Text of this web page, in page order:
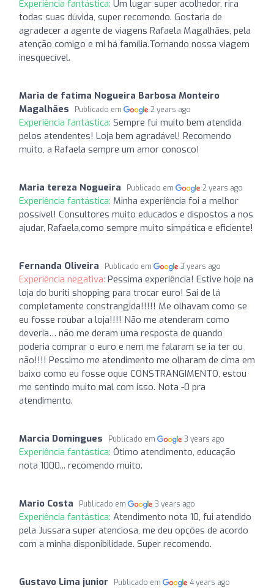
Experiência fantástica: Um lugar super acolhedor, rira
todas suas dúvida, super recomendo. Gostaria de
agradecer a agente de viagens Rafaela Magalhães, pela
atenção comigo e mi há família.Tornando nossa viagem
inesquecível.
Maria de fatima Nogueira Barbosa Monteiro
Magalhães
Publicado em 2 years ago
Experiência fantástica: Sempre fui muito bem atendida
pelos atendentes! Loja bem agradável! Recomendo
muito, a Rafaela sempre um amor conosco!
Maria tereza Nogueira Publicado em 2 years ago
Experiência fantástica: Minha experiência foi a melhor
possível! Consultores muito educados e dispostos a nos
ajudar, Rafaela,como sempre muito simpática e eficiente!
Fernanda Oliveira Publicado em 3 years ago
Experiência negativa: Pessima experiência! Estive hoje na
loja do buriti shopping para trocar euro! Sai de lá
completamente constrangida!!!!! Me olhavam como se
eu fosse roubar a loja!!!! Não me atenderam como
deveria… não me deram uma resposta de quando
poderia comprar o euro e nem me falaram se ia ter ou
não!!!! Pessimo me atendimento me olharam de cima em
baixo como eu fosse oque CONSTRANGIMENTO, estou
me sentindo muito mal com isso. Nota -0 pra
atendimento.
Marcia Domingues Publicado em 3 years ago
Experiência fantástica: Ótimo atendimento, educação
nota 1000... recomendo muito.
Mario Costa Publicado em 3 years ago
Experiência fantástica: Atendimento nota 10, fui atendido
pela Jussara super atenciosa, me deu opções de acordo
com a minha disponibilidade. Super recomendo.
Gustavo Lima junior Publicado em 4 years ago